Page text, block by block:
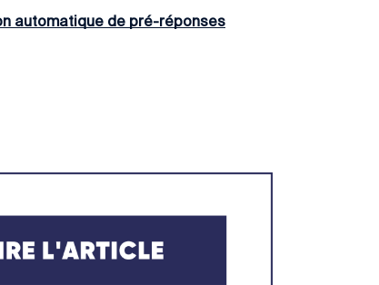
automatique de pré-réponses